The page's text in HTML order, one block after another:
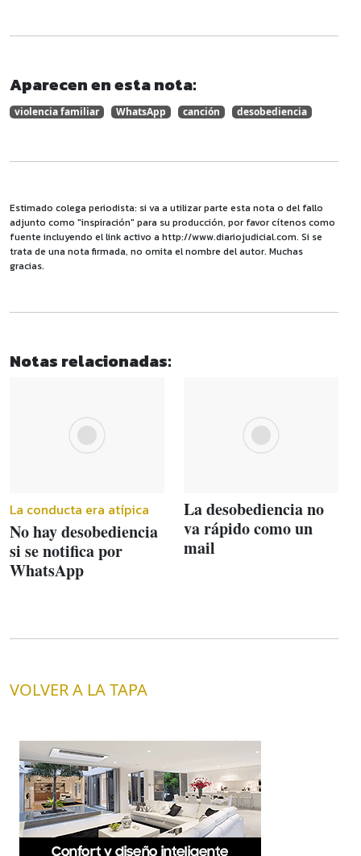
Aparecen en esta nota:
violencia familiar WhatsApp canción desobediencia
Estimado colega periodista: si va a utilizar parte esta nota o del fallo
adjunto como "inspiración" para su producción, por favor cítenos como
fuente incluyendo el link activo a http://www.diariojudicial.com. Si se
trata de una nota firmada, no omita el nombre del autor. Muchas
gracias.
Notas relacionadas:
La conducta era atípica
No hay desobediencia
si se notifica por
WhatsApp
La desobediencia no
va rápido como un
mail
VOLVER A LA TAPA